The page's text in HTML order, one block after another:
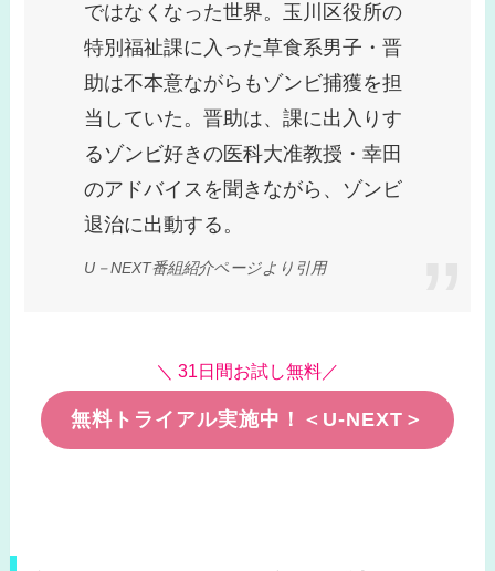
ではなくなった世界。玉川区役所の
特別福祉課に入った草食系男子・晋
助は不本意ながらもゾンビ捕獲を担
当していた。晋助は、課に出入りす
るゾンビ好きの医科大准教授・幸田
のアドバイスを聞きながら、ゾンビ
退治に出動する。
U－NEXT番組紹介ページより引用
＼ 31日間お試し無料／
無料トライアル実施中！＜U-NEXT＞